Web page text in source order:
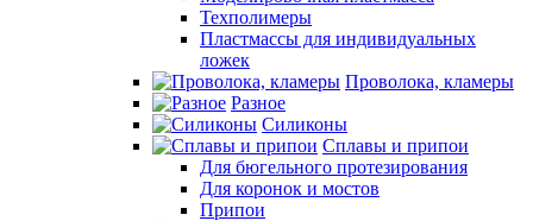
Техполимеры
Пластмассы для индивидуальных
ложек
Проволока, кламеры
Разное
Силиконы
Сплавы и припои
Для бюгельного протезирования
Для коронок и мостов
Припои